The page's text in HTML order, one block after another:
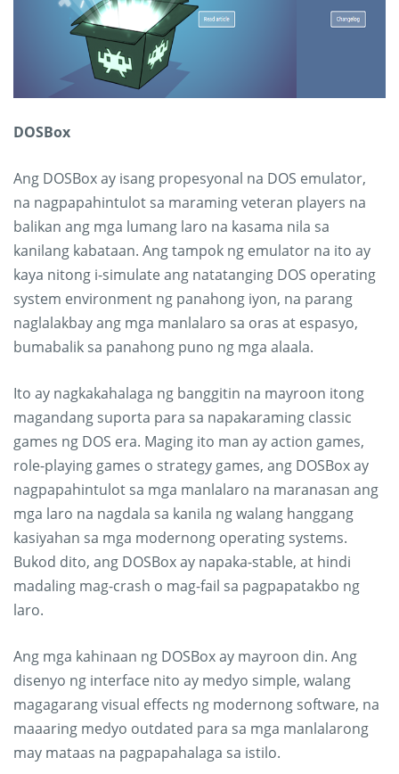
DOSBox
Ang DOSBox ay isang propesyonal na DOS emulator,
na nagpapahintulot sa maraming veteran players na
balikan ang mga lumang laro na kasama nila sa
kanilang kabataan. Ang tampok ng emulator na ito ay
kaya nitong i-simulate ang natatanging DOS operating
system environment ng panahong iyon, na parang
naglalakbay ang mga manlalaro sa oras at espasyo,
bumabalik sa panahong puno ng mga alaala.
Ito ay nagkakahalaga ng banggitin na mayroon itong
magandang suporta para sa napakaraming classic
games ng DOS era. Maging ito man ay action games,
role-playing games o strategy games, ang DOSBox ay
nagpapahintulot sa mga manlalaro na maranasan ang
mga laro na nagdala sa kanila ng walang hanggang
kasiyahan sa mga modernong operating systems.
Bukod dito, ang DOSBox ay napaka-stable, at hindi
madaling mag-crash o mag-fail sa pagpapatakbo ng
laro.
Ang mga kahinaan ng DOSBox ay mayroon din. Ang
disenyo ng interface nito ay medyo simple, walang
magagarang visual effects ng modernong software, na
maaaring medyo outdated para sa mga manlalarong
may mataas na pagpapahalaga sa istilo.